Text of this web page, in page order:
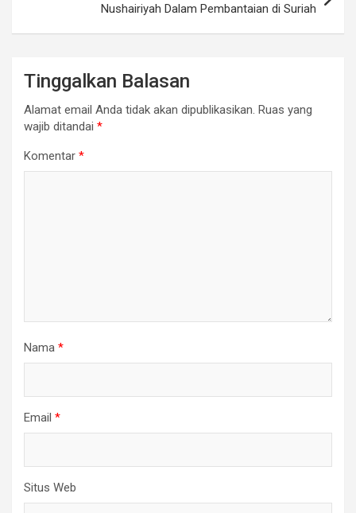
Nushairiyah Dalam Pembantaian di Suriah
Tinggalkan Balasan
Alamat email Anda tidak akan dipublikasikan. Ruas yang
wajib ditandai *
Komentar *
Nama *
Email *
Situs Web